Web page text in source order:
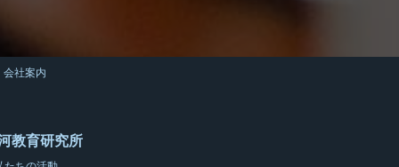
会社案内
教育研究所